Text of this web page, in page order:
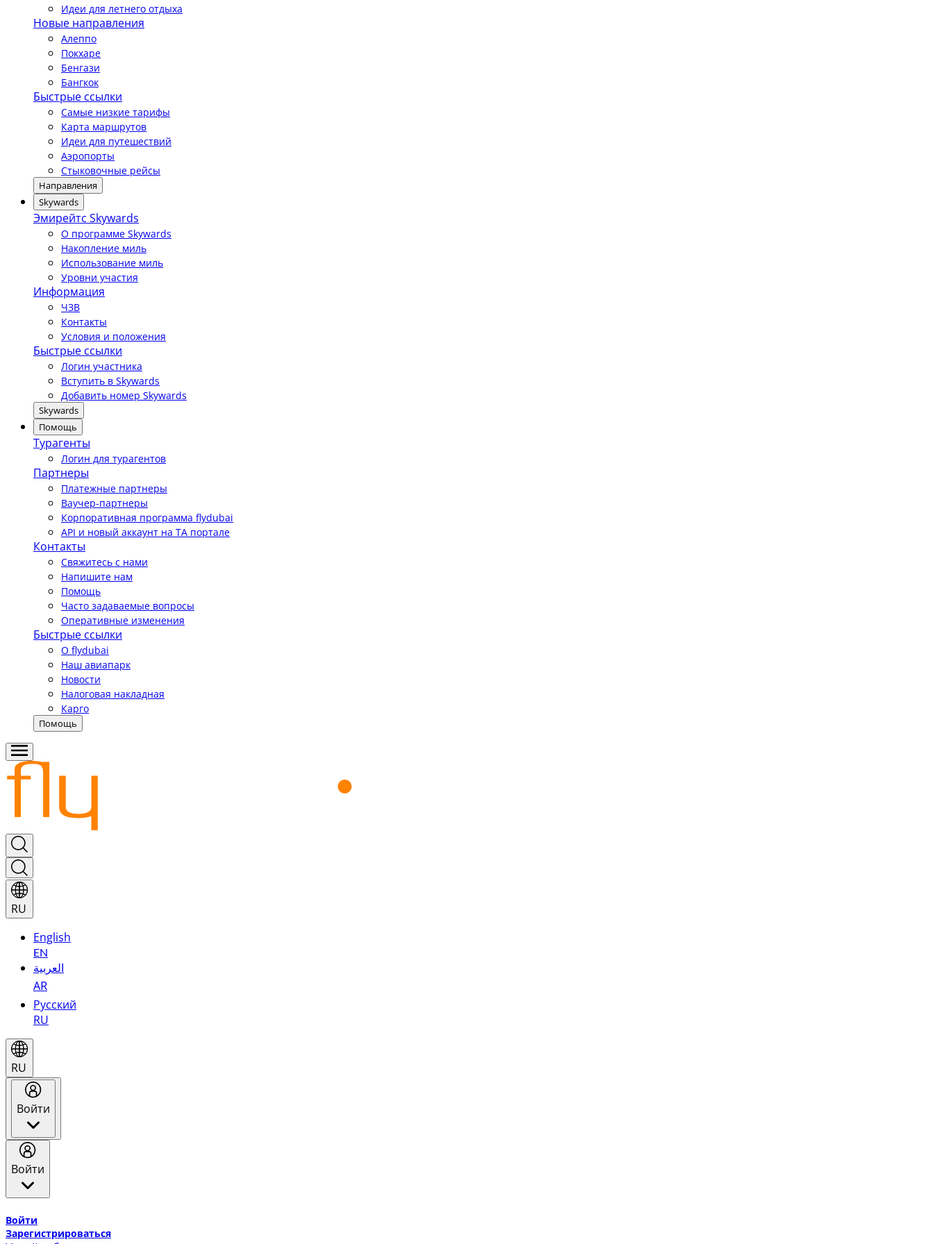
Идеи для летнего отдыха
Новые направления
Алеппо
Покхаре
Бенгази
Бангкок
Быстрые ссылки
Самые низкие тарифы
Карта маршрутов
Идеи для путешествий
Аэропорты
Стыковочные рейсы
Направления
Skywards
Эмирейтс Skywards
О программе Skywards
Накопление миль
Использование миль
Уровни участия
Информация
ЧЗВ
Контакты
Условия и положения
Быстрые ссылки
Логин участника
Вступить в Skywards
Добавить номер Skywards
Skywards
Помощь
Турагенты
Логин для турагентов
Партнеры
Платежные партнеры
Ваучер-партнеры
Корпоративная программа flydubai
API и новый аккаунт на TA портале
Контакты
Свяжитесь с нами
Напишите нам
Помощь
Часто задаваемые вопросы
Оперативные изменения
Быстрые ссылки
О flydubai
Наш авиапарк
Новости
Налоговая накладная
Карго
Помощь
RU
English
EN
العربية
AR
Русский
RU
RU
Войти
Войти
Войти
Зарегистрироваться